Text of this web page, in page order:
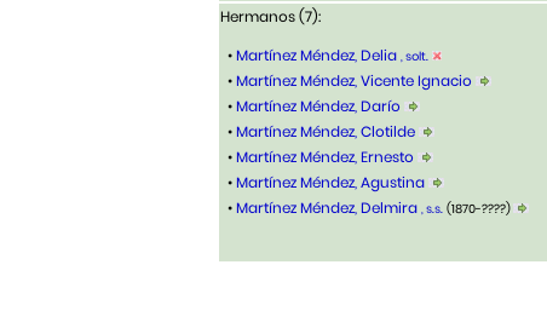
Hermanos (7):
•Martínez Méndez, Delia , solt.
•Martínez Méndez, Vicente Ignacio
•Martínez Méndez, Darío
•Martínez Méndez, Clotilde
•Martínez Méndez, Ernesto
•Martínez Méndez, Agustina
•Martínez Méndez, Delmira , s.s. (1870-????)